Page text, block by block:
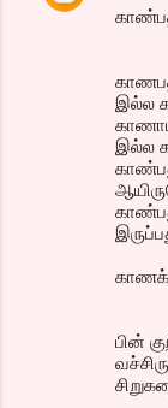
இல்ல
இல்ல
காணக்
பின்